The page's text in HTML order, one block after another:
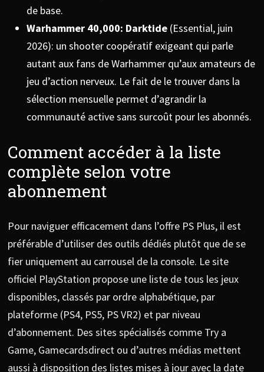
de base.
Warhammer 40,000: Darktide(Essential, juin
2026): un shooter coopératif exigeant qui parle
autant aux fans de Warhammer qu’aux amateurs de
jeu d’action nerveux. Le fait de le trouver dans la
sélection mensuelle permet d’agrandir la
communauté active sans surcoût pour les abonnés.
Comment accéder à la liste
complète selon votre
abonnement
Pour naviguer efficacement dans l’offre PS Plus, il est
préférable d’utiliser des outils dédiés plutôt que de se
fier uniquement au carrousel de la console. Le site
officiel PlayStation propose une liste de tous les jeux
disponibles, classés par ordre alphabétique, par
plateforme (PS4, PS5, PS VR2) et par niveau
d’abonnement. Des sites spécialisés comme Try a
Game, Gamecardsdirect ou d’autres médias mettent
aussi à disposition des listes mises à jour avec la date